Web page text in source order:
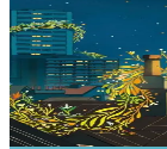
Nyla est allée vivre
qui lui manque de
dans les rues de la...
En stock14,00 €
Voir
Acheter